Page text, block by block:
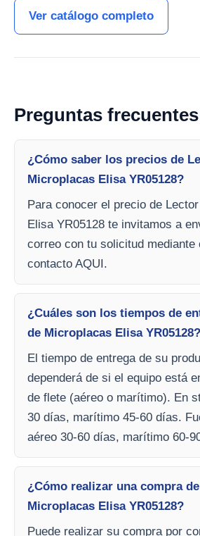
Ver catálogo completo
Preguntas frecuentes
¿Cómo saber los precios de
Microplacas Elisa YR05128?
Para conocer el precio de
Elisa YR05128 te invitamos a
correo con tu solicitud mediante
contacto AQUI.
¿Cuáles son los tiempos de
de Microplacas Elisa YR05128?
El tiempo de entrega de su
dependerá de si el equipo está
de flete (aéreo o marítimo). En
30 días, marítimo 45-60 días.
aéreo 30-60 días, marítimo 60-
¿Cómo realizar una compra
Microplacas Elisa YR05128?
Puede realizar su compra por